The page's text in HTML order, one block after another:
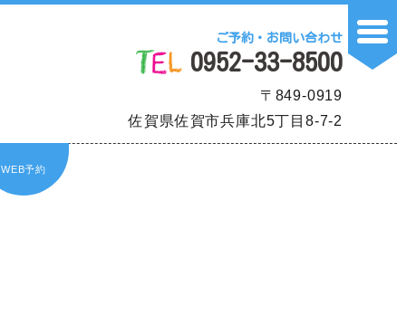
WEB予約
ご予約・お問い合わせ
0952-33-8500
〒849-0919
佐賀県佐賀市兵庫北5丁目8-7-2